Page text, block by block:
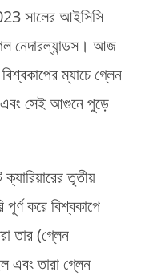
সালের আইসিসি
নেদারল্যান্ডস। আজ
ম্যাচে গ্লেন
এবং সেই আগুনে পুড়ে
তৃতীয়
করে বিশ্বকাপে
তার (গ্লেন
এবং তারা গ্লেন